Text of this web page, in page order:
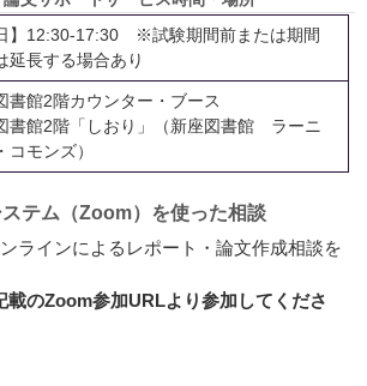
日】12:30-17:30 ※試験期間前または期間
延長する場合あり
書館2階カウンター・ブース
書館2階「しおり」（新座図書館 ラーニ
コモンズ）
テム（Zoom）を使った相談
ラインによるレポート・論文作成相談を
載のZoom参加URLより参加してくださ